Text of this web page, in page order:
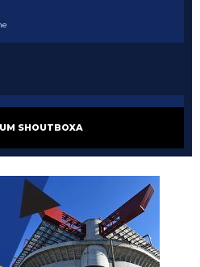
Sorlotha i oczekuje za niego ok. 40
SHOUTBOXA